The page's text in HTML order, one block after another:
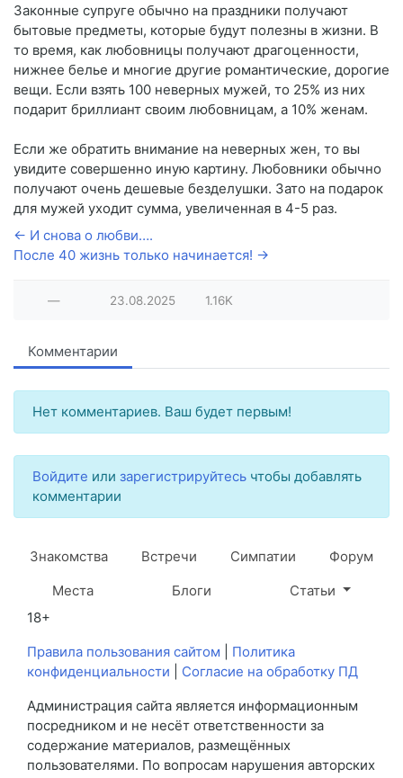
Законные супруге обычно на праздники получают
бытовые предметы, которые будут полезны в жизни. В
то время, как любовницы получают драгоценности,
нижнее белье и многие другие романтические, дорогие
вещи. Если взять 100 неверных мужей, то 25% из них
подарит бриллиант своим любовницам, а 10% женам.
Если же обратить внимание на неверных жен, то вы
увидите совершенно иную картину. Любовники обычно
получают очень дешевые безделушки. Зато на подарок
для мужей уходит сумма, увеличенная в 4-5 раз.
← И снова о любви….
После 40 жизнь только начинается! →
— 23.08.2025 1.16K
Комментарии
Нет комментариев. Ваш будет первым!
Войдите или зарегистрируйтесь чтобы добавлять
комментарии
Знакомства Встречи Симпатии
Форум
Места
Блоги
Статьи
18+
Правила пользования сайтом
Политика
конфиденциальности
Согласие на обработку ПД
Администрация сайта является информационным
посредником и не несёт ответственности за
содержание материалов, размещённых
пользователями. По вопросам нарушения авторских